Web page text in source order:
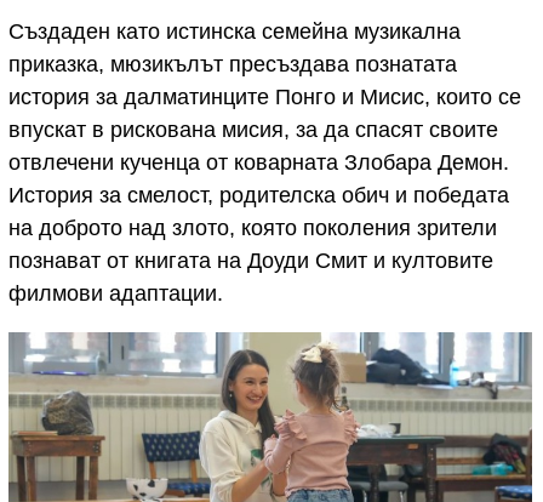
Създаден като истинска семейна музикална
приказка, мюзикълът пресъздава познатата
история за далматинците Понго и Мисис, които се
впускат в рискована мисия, за да спасят своите
отвлечени кученца от коварната Злобара Демон.
История за смелост, родителска обич и победата
на доброто над злото, която поколения зрители
познават от книгата на Доуди Смит и култовите
филмови адаптации.